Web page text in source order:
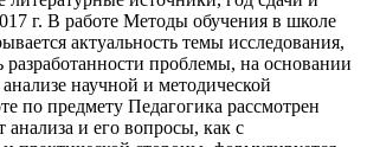
г. В работе Методы обучения в школе
актуальность темы исследования,
разработанности проблемы, на основании
научной и методической
по предмету Педагогика рассмотрен
анализа и его вопросы, как с